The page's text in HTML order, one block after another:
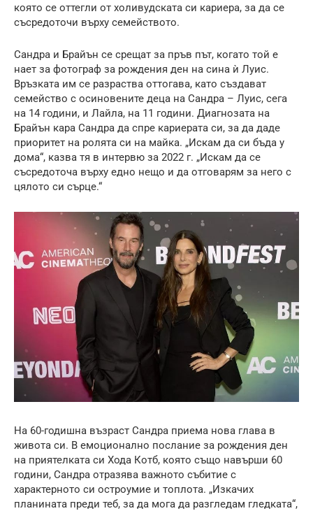
която се оттегли от холивудската си кариера, за да се
съсредоточи върху семейството.
Сандра и Брайън се срещат за пръв път, когато той е
нает за фотограф за рождения ден на сина ѝ Луис.
Връзката им се разраства оттогава, като създават
семейство с осиновените деца на Сандра – Луис, сега
на 14 години, и Лайла, на 11 години. Диагнозата на
Брайън кара Сандра да спре кариерата си, за да даде
приоритет на ролята си на майка. „Искам да си бъда у
дома“, казва тя в интервю за 2022 г. „Искам да се
съсредоточа върху едно нещо и да отговарям за него с
цялото си сърце.“
На 60-годишна възраст Сандра приема нова глава в
живота си. В емоционално послание за рождения ден
на приятелката си Хода Котб, която също навърши 60
години, Сандра отразява важното събитие с
характерното си остроумие и топлота. „Изкачих
планината преди теб, за да мога да разгледам гледката“,